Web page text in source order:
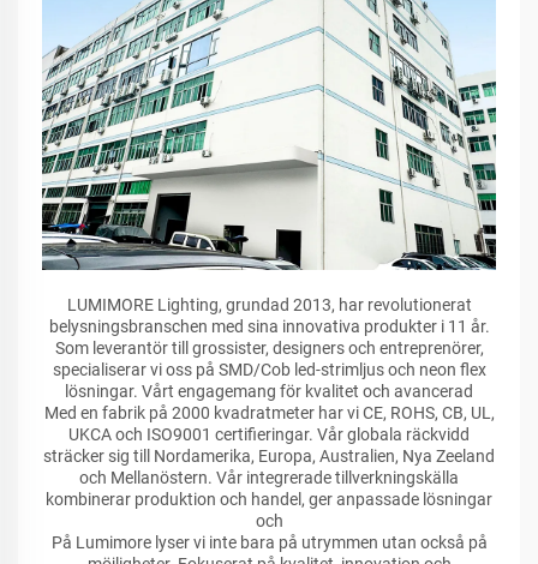
LUMIMORE Lighting, grundad 2013, har revolutionerat
belysningsbranschen med sina innovativa produkter i 11 år.
Som leverantör till grossister, designers och entreprenörer,
specialiserar vi oss på SMD/Cob led-strimljus och neon flex
lösningar. Vårt engagemang för kvalitet och avancerad
Med en fabrik på 2000 kvadratmeter har vi CE, ROHS, CB, UL,
UKCA och ISO9001 certifieringar. Vår globala räckvidd
sträcker sig till Nordamerika, Europa, Australien, Nya Zeeland
och Mellanöstern. Vår integrerade tillverkningskälla
kombinerar produktion och handel, ger anpassade lösningar
och
På Lumimore lyser vi inte bara på utrymmen utan också på